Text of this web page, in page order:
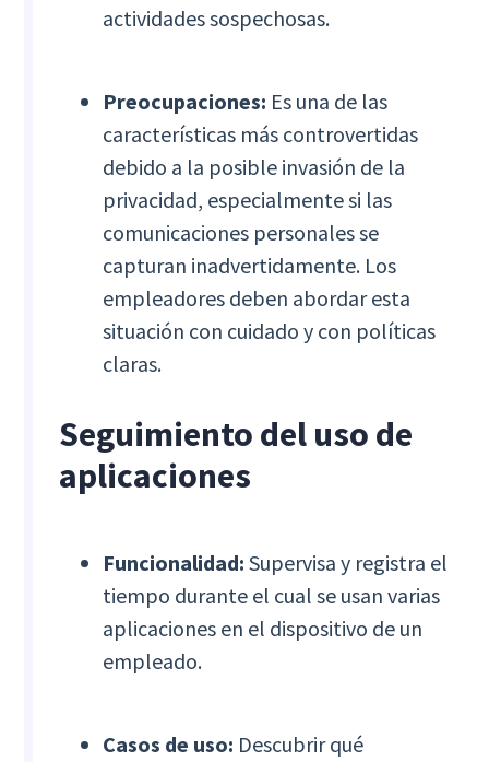
actividades sospechosas.
Preocupaciones: Es una de las
características más controvertidas
debido a la posible invasión de la
privacidad, especialmente si las
comunicaciones personales se
capturan inadvertidamente. Los
empleadores deben abordar esta
situación con cuidado y con políticas
claras.
Seguimiento del uso de
aplicaciones
Funcionalidad:Supervisa y registra el
tiempo durante el cual se usan varias
aplicaciones en el dispositivo de un
empleado.
Casos de uso: Descubrir qué